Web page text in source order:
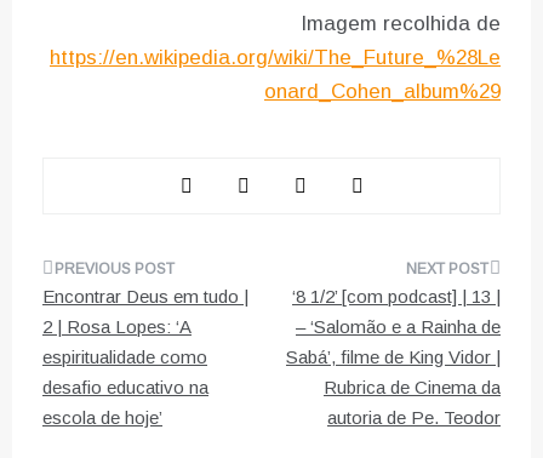
Imagem recolhida de
https://en.wikipedia.org/wiki/The_Future_%28Le
onard_Cohen_album%29
Navegação
de
artigos
Encontrar Deus em tudo |
2 | Rosa Lopes: ‘A
espiritualidade como
desafio educativo na
escola de hoje’
‘8 1/2’ [com podcast] | 13 |
– ‘Salomão e a Rainha de
Sabá’, filme de King Vidor |
Rubrica de Cinema da
autoria de Pe. Teodor